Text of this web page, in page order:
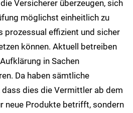
Versicherer überzeugen, sich
möglichst einheitlich zu
prozessual effizient und sicher
können. Aktuell betreiben
in Sachen
Da haben sämtliche
dies die Vermittler ab dem
neue Produkte betrifft, sondern